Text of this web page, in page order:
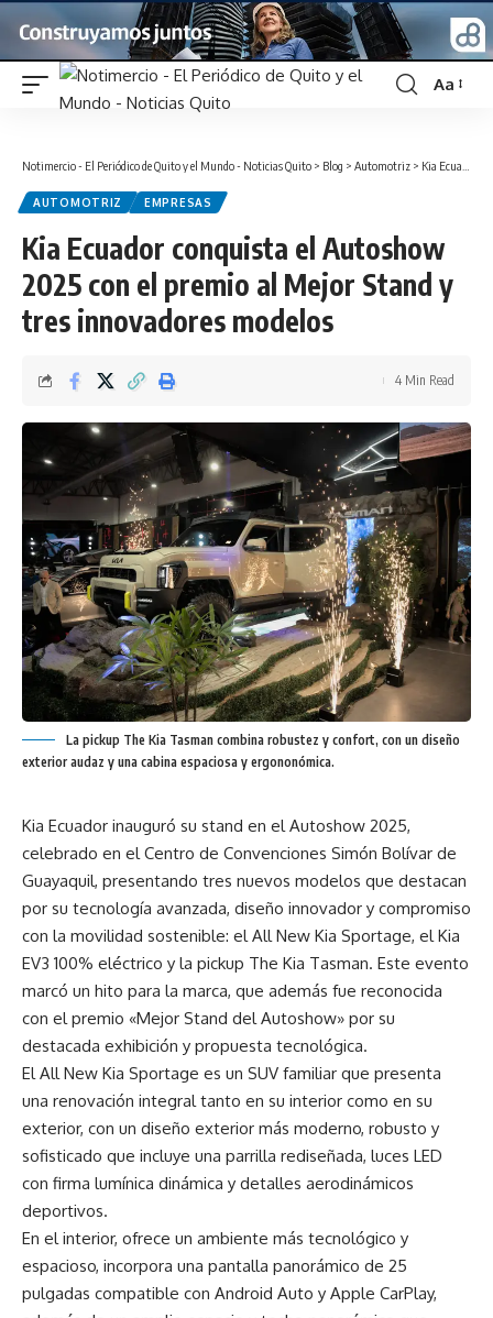
Font
Aa
Notimercio - El Periódico de Quito y el Mundo - Noticias Quito > Blog > Automotriz > Kia Ecuador conquista el Autoshow 2025 con el premio al Mejor Stand y tres innovadores modelos
AUTOMOTRIZ EMPRESAS
Kia Ecuador conquista el Autoshow
2025 con el premio al Mejor Stand y
tres innovadores modelos
4 Min Read
La pickup The Kia Tasman combina robustez y confort, con un diseño
exterior audaz y una cabina espaciosa y ergononómica.
Kia Ecuador inauguró su stand en el Autoshow 2025,
celebrado en el Centro de Convenciones Simón Bolívar de
Guayaquil, presentando tres nuevos modelos que destacan
por su tecnología avanzada, diseño innovador y compromiso
con la movilidad sostenible: el All New Kia Sportage, el Kia
EV3 100% eléctrico y la pickup The Kia Tasman. Este evento
marcó un hito para la marca, que además fue reconocida
con el premio «Mejor Stand del Autoshow» por su
destacada exhibición y propuesta tecnológica.
El All New Kia Sportage es un SUV familiar que presenta
una renovación integral tanto en su interior como en su
exterior, con un diseño exterior más moderno, robusto y
sofisticado que incluye una parrilla rediseñada, luces LED
con firma lumínica dinámica y detalles aerodinámicos
deportivos.
En el interior, ofrece un ambiente más tecnológico y
espacioso, incorpora una pantalla panorámico de 25
pulgadas compatible con Android Auto y Apple CarPlay,